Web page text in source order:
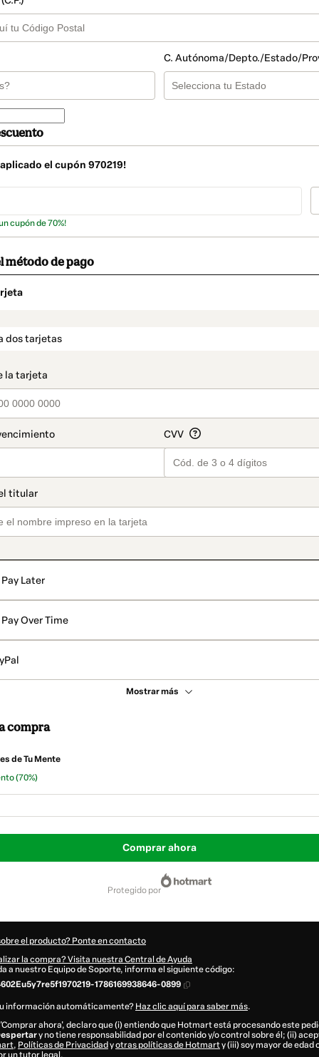
C. Autónoma/Depto./Estado/
aplicado el cupón 970219!
cupón de 70%!
método de pago
dos tarjetas
Pay Later
Pay Over Time
Mostrar más
compra
de Tu Mente
(70%)
Comprar ahora
protegido por
el producto? Ponte en contacto
la compra? Visita nuestra Central de Ayuda
a nuestro Equipo de Soporte, informa el siguiente código:
1786169938646-0899
información automáticamente? Haz clic aquí para saber más.
ahora', declaro que (i) entiendo que Hotmart está procesando este
y no tiene responsabilidad por el contenido y/o control sobre él; (ii)
, Políticas de Privacidad yotras políticas de Hotmarty (iii) soy mayor de edad